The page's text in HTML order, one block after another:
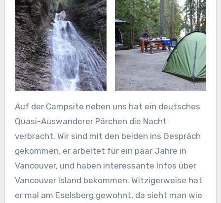
Auf der Campsite neben uns hat ein deutsches
Quasi-Auswanderer Pärchen die Nacht
verbracht. Wir sind mit den beiden ins Gespräch
gekommen, er arbeitet für ein paar Jahre in
Vancouver, und haben interessante Infos über
Vancouver Island bekommen. Witzigerweise hat
er mal am Eselsberg gewohnt, da sieht man wie